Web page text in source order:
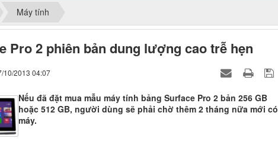
Máy tính
Pro 2 phiên bản dung lượng cao trễ hẹn
10/2013 04:07
Nếu đã đặt mua mẫu máy tính bảng Surface Pro 2 bản 256 GB
hoặc 512 GB, người dùng sẽ phải chờ thêm 2 tháng nữa mới có
máy.